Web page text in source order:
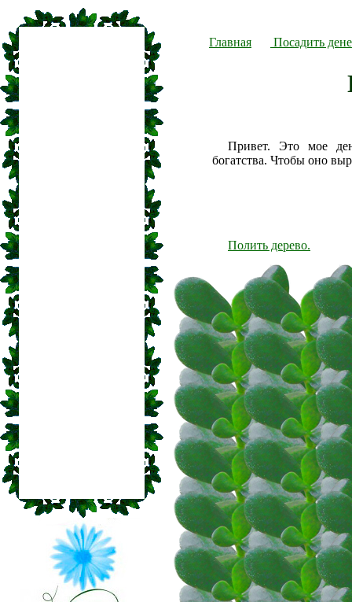
Главная Посадить
Привет. Это мое
богатства. Чтобы оно
Полить дерево.